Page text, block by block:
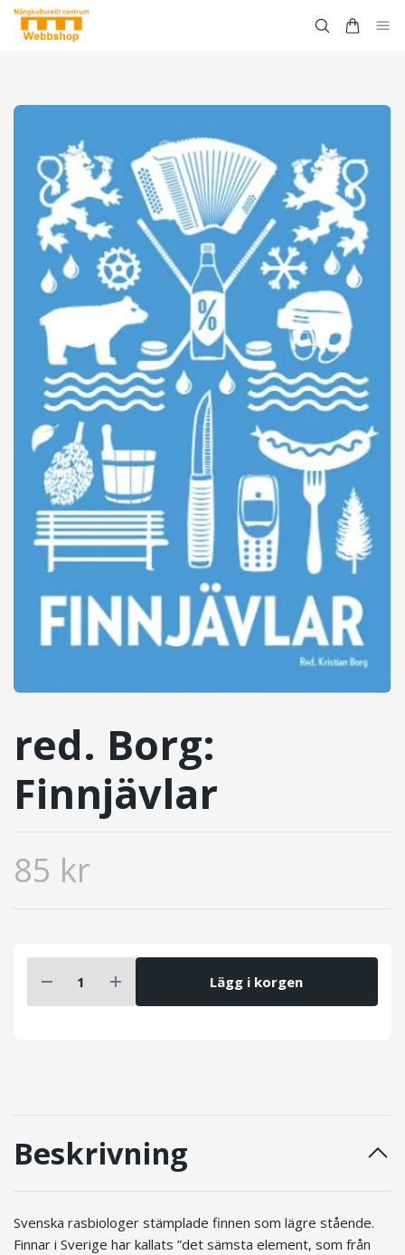
red. Borg:
Finnjävlar
85 kr
Lägg i korgen
Beskrivning
Svenska rasbiologer stämplade finnen som lägre stående.
Finnar i Sverige har kallats ”det sämsta element, som från